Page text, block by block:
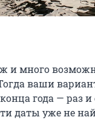
и много
ваши
года — раз и
даты уже не